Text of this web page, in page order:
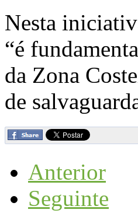
Nesta
“é
da Zona
de
Anterior
Seguinte